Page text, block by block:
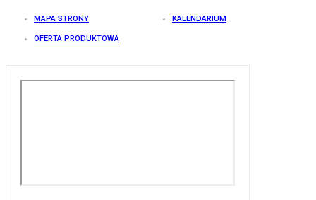
MAPA STRONY KALENDARIUM
OFERTA PRODUKTOWA